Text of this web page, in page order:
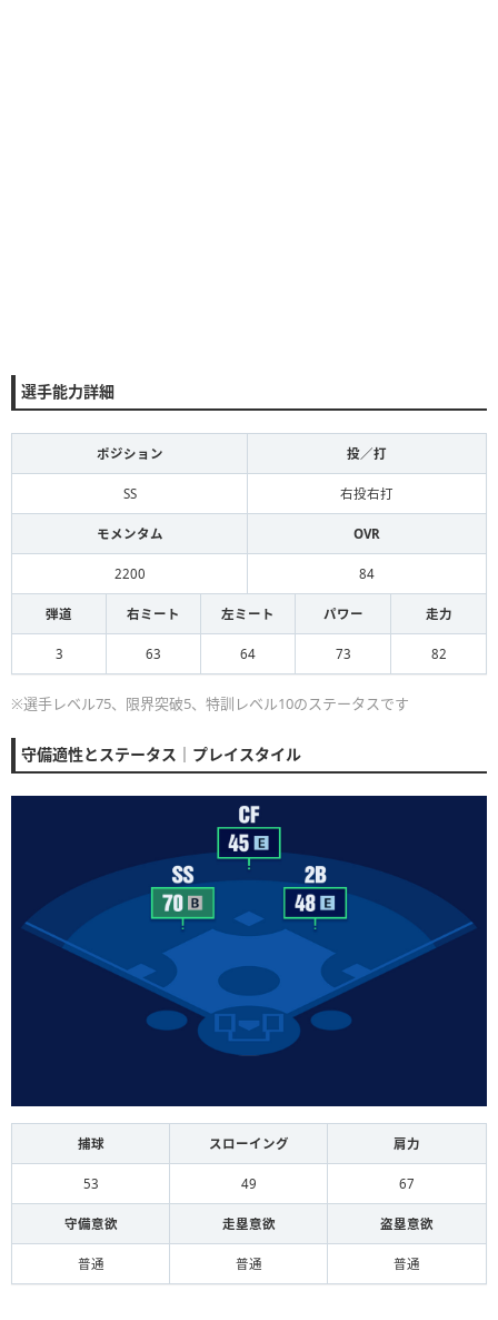
選手能力詳細
ポジション 投／打
SS 右投右打
モメンタム OVR
2200 84
弾道 右ミート 左ミート パワー 走力
3 63 64 73 82
※選手レベル75、限界突破5、特訓レベル10のステータスです
守備適性とステータス｜プレイスタイル
捕球 スローイング 肩力
53 49 67
守備意欲 走塁意欲 盗塁意欲
普通 普通 普通